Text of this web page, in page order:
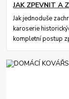
JAK ZPEVNIT A
Jak jednoduše
karoserie
kompletní postup